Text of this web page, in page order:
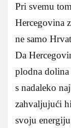
Pri svemu
Hercegovina
ne samo
Da
plodna dolina
s nadaleko
zahvaljujući
svoju